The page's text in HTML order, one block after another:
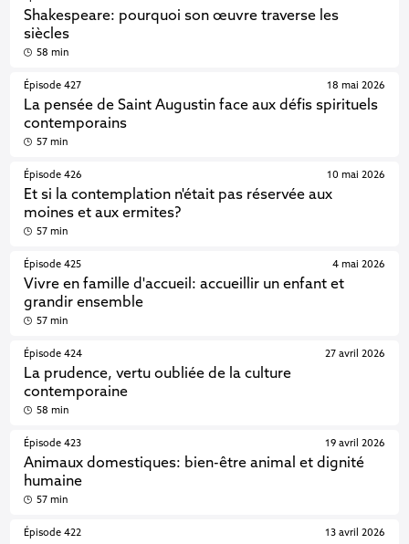
Shakespeare: pourquoi son œuvre traverse les
siècles
58 min
Épisode 427
La pensée de Saint Augustin face aux défis spirituels
contemporains
18 mai 2026
57 min
Épisode 426
Et si la contemplation n'était pas réservée aux
moines et aux ermites?
10 mai 2026
57 min
Épisode 425
Vivre en famille d'accueil: accueillir un enfant et
grandir ensemble
4 mai 2026
57 min
Épisode 424
La prudence, vertu oubliée de la culture
contemporaine
27 avril 2026
58 min
Épisode 423
Animaux domestiques: bien-être animal et dignité
humaine
19 avril 2026
57 min
Épisode 422 13 avril 2026